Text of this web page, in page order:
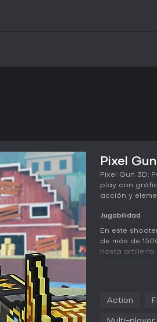
Pixel
Pixel Gun 3D:
play con
acción y
Jugabilidad
En este
de más de
hasta artillería
apuntar, el
Action